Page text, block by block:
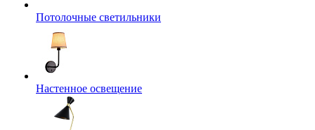
Потолочные светильники
Настенное освещение